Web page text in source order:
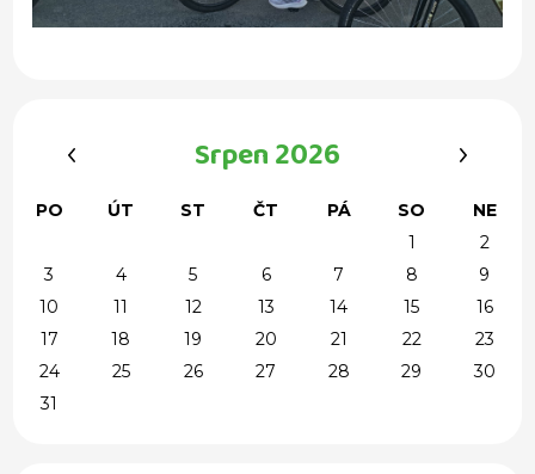
Srpen 2026
PO ÚT ST ČT PÁ SO
NE
1
2
3
4 5 6 7 8
9
10
11 12 13 14 15
16
17
18 19 20 21 22
23
24
25 26 27 28 29
30
31